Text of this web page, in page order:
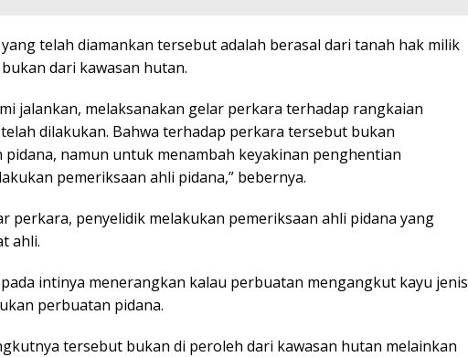
telah diamankan tersebut adalah berasal dari tanah hak milik
dari kawasan hutan.
jalankan, melaksanakan gelar perkara terhadap rangkaian
dilakukan. Bahwa terhadap perkara tersebut bukan
namun untuk menambah keyakinan penghentian
pemeriksaan ahli pidana,” bebernya.
perkara, penyelidik melakukan pemeriksaan ahli pidana yang
ahli.
intinya menerangkan kalau perbuatan mengangkut kayu jenis
perbuatan pidana.
tersebut bukan di peroleh dari kawasan hutan melainkan